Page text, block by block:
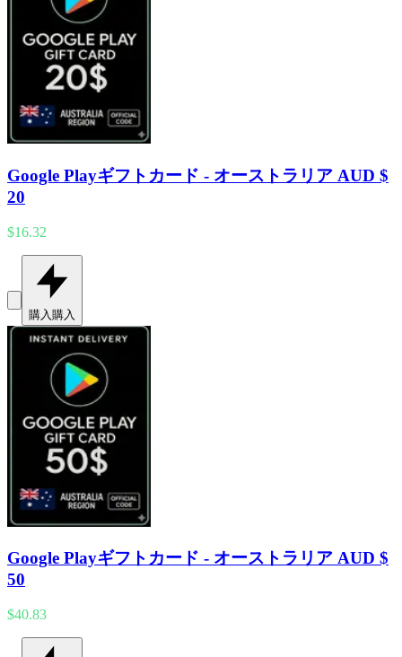
Google Playギフトカード - オーストラリア AUD $
20
$16.32
購入 購入
Google Playギフトカード - オーストラリア AUD $
50
$40.83